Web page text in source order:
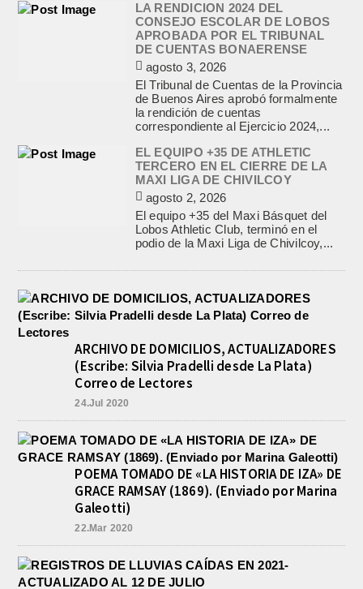
LA RENDICION 2024 DEL
CONSEJO ESCOLAR DE LOBOS
APROBADA POR EL TRIBUNAL
DE CUENTAS BONAERENSE
agosto 3, 2026
El Tribunal de Cuentas de la Provincia
de Buenos Aires aprobó formalmente
la rendición de cuentas
correspondiente al Ejercicio 2024,...
EL EQUIPO +35 DE ATHLETIC
TERCERO EN EL CIERRE DE LA
MAXI LIGA DE CHIVILCOY
agosto 2, 2026
El equipo +35 del Maxi Básquet del
Lobos Athletic Club, terminó en el
podio de la Maxi Liga de Chivilcoy,...
ARCHIVO DE DOMICILIOS, ACTUALIZADORES
(Escribe: Silvia Pradelli desde La Plata)
Correo de Lectores
24.Jul 2020
POEMA TOMADO DE «LA HISTORIA DE IZA» DE
GRACE RAMSAY (1869). (Enviado por Marina
Galeotti)
22.Mar 2020